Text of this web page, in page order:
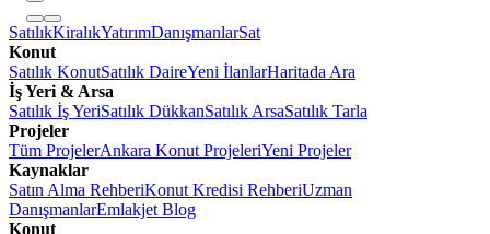
SatılıkKiralıkYatırımDanışmanlarSat
Konut
Satılık KonutSatılık DaireYeni İlanlarHaritada Ara
İş Yeri & Arsa
Satılık İş YeriSatılık DükkanSatılık ArsaSatılık Tarla
Projeler
Tüm ProjelerAnkara Konut ProjeleriYeni Projeler
Kaynaklar
Satın Alma RehberiKonut Kredisi RehberiUzman
DanışmanlarEmlakjet Blog
Konut